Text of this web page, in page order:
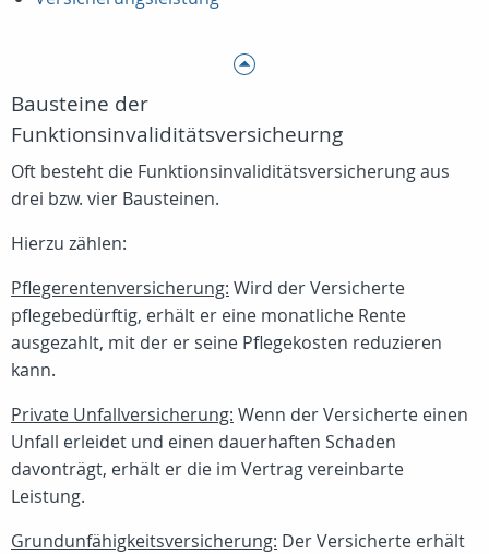
Bausteine der
Funktionsinvaliditätsversicheurng
Oft besteht die Funktionsinvaliditätsversicherung aus
drei bzw. vier Bausteinen.
Hierzu zählen:
Pflegerentenversicherung: Wird der Versicherte
pflegebedürftig, erhält er eine monatliche Rente
ausgezahlt, mit der er seine Pflegekosten reduzieren
kann.
Private Unfallversicherung: Wenn der Versicherte einen
Unfall erleidet und einen dauerhaften Schaden
davonträgt, erhält er die im Vertrag vereinbarte
Leistung.
Grundunfähigkeitsversicherung: Der Versicherte erhält